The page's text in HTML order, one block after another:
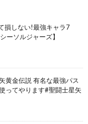
損しない!最強キャラ7
ーソルジャーズ】
黄金伝説 有名な最強パス
ってやります#聖闘士星矢